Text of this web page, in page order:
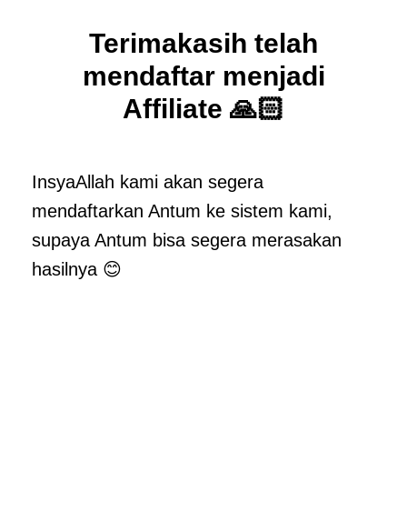
Terimakasih telah
mendaftar menjadi
Affiliate 🙏🏻
InsyaAllah kami akan segera
mendaftarkan Antum ke sistem kami,
supaya Antum bisa segera merasakan
hasilnya 😊